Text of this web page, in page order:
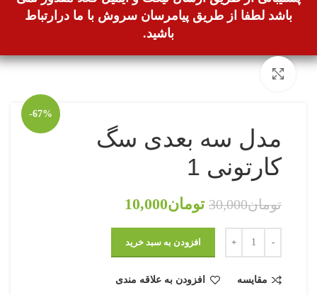
باشد لطفا از طریق پیامرسان سروش با ما درارتباط
باشید.
-67%
مدل سه بعدی سگ
کارتونی 1
تومان30,000 تومان10,000
افزودن به سبد خرید
مقایسه افزودن به علاقه مندی